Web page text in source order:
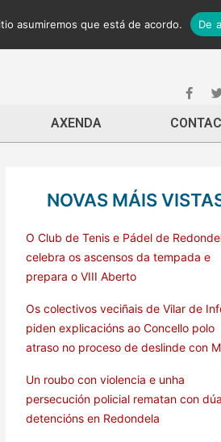
AXENDA
NOVAS MÁIS
O Club de Tenis e Pádel de
celebra os ascensos da tempada e
prepara o VIII Aberto
Os colectivos veciñais de Vilar de
piden explicacións ao Concello polo
atraso no proceso de deslinde con
Un roubo con violencia e unha
persecución policial rematan con
detencións en Redondela
asumiremos que está de acordo. De